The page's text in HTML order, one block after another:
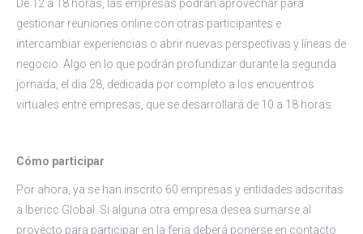
De 12 a 18 horas, las empresas podrán aprovechar para
gestionar reuniones online con otras participantes e
intercambiar experiencias o abrir nuevas perspectivas y líneas de
negocio. Algo en lo que podrán profundizar durante la segunda
jornada, el día 28, dedicada por completo a los encuentros
virtuales entre empresas, que se desarrollará de 10 a 18 horas.
Cómo participar
Por ahora, ya se han inscrito 60 empresas y entidades adscritas
a Ibericc Global. Si alguna otra empresa desea sumarse al
proyecto para participar en la feria deberá ponerse en contacto